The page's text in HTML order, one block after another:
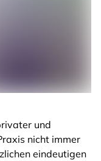
und
nicht immer
eindeutigen